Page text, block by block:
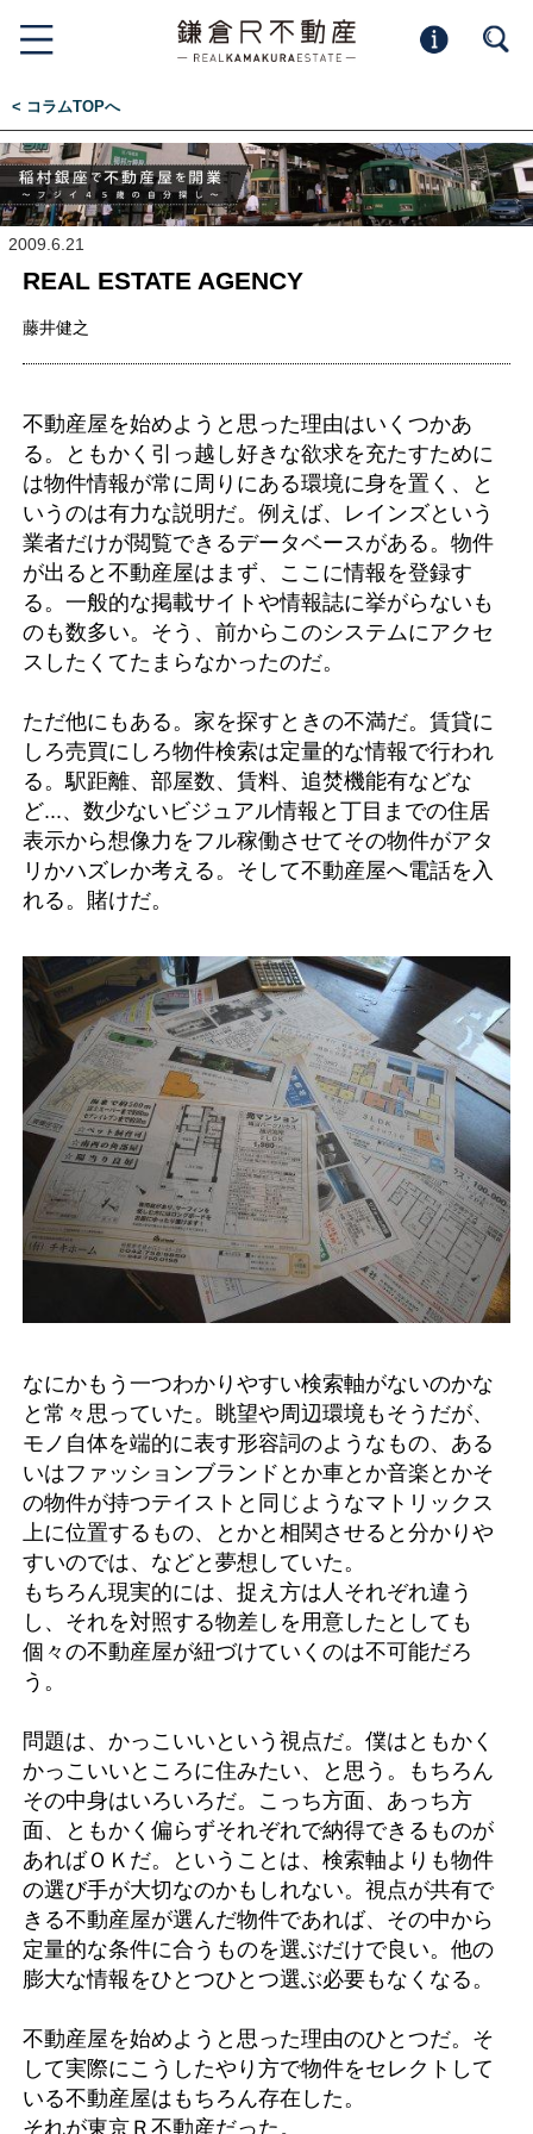
< コラムTOPへ
2009.6.21
REAL ESTATE AGENCY
藤井健之
不動産屋を始めようと思った理由はいくつかあ
る。ともかく引っ越し好きな欲求を充たすために
は物件情報が常に周りにある環境に身を置く、と
いうのは有力な説明だ。例えば、レインズという
業者だけが閲覧できるデータベースがある。物件
が出ると不動産屋はまず、ここに情報を登録す
る。一般的な掲載サイトや情報誌に挙がらないも
のも数多い。そう、前からこのシステムにアクセ
スしたくてたまらなかったのだ。
ただ他にもある。家を探すときの不満だ。賃貸に
しろ売買にしろ物件検索は定量的な情報で行われ
る。駅距離、部屋数、賃料、追焚機能有などな
ど...、数少ないビジュアル情報と丁目までの住居
表示から想像力をフル稼働させてその物件がアタ
リかハズレか考える。そして不動産屋へ電話を入
れる。賭けだ。
なにかもう一つわかりやすい検索軸がないのかな
と常々思っていた。眺望や周辺環境もそうだが、
モノ自体を端的に表す形容詞のようなもの、ある
いはファッションブランドとか車とか音楽とかそ
の物件が持つテイストと同じようなマトリックス
上に位置するもの、とかと相関させると分かりや
すいのでは、などと夢想していた。
もちろん現実的には、捉え方は人それぞれ違う
し、それを対照する物差しを用意したとしても
個々の不動産屋が紐づけていくのは不可能だろ
う。
問題は、かっこいいという視点だ。僕はともかく
かっこいいところに住みたい、と思う。もちろん
その中身はいろいろだ。こっち方面、あっち方
面、ともかく偏らずそれぞれで納得できるものが
あればＯＫだ。ということは、検索軸よりも物件
の選び手が大切なのかもしれない。視点が共有で
きる不動産屋が選んだ物件であれば、その中から
定量的な条件に合うものを選ぶだけで良い。他の
膨大な情報をひとつひとつ選ぶ必要もなくなる。
不動産屋を始めようと思った理由のひとつだ。そ
して実際にこうしたやり方で物件をセレクトして
いる不動産屋はもちろん存在した。
それが東京Ｒ不動産だった。